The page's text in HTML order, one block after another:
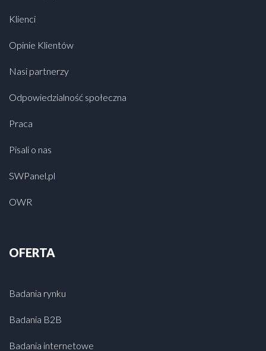
Klienci
Opinie Klientów
Nasi partnerzy
Odpowiedzialność społeczna
Praca
Pisali o nas
SWPanel.pl
OWR
OFERTA
Badania rynku
Badania B2B
Badania internetowe